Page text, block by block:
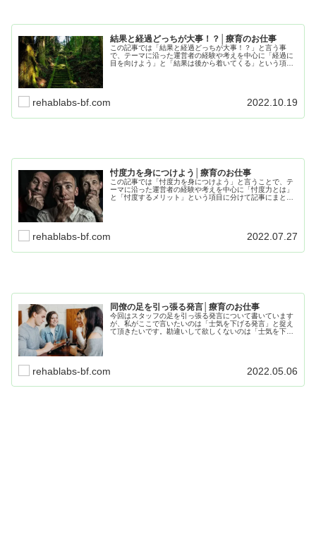
結果と経過どっちが大事！？│療育のお仕事
この記事では「結果と経過どっちが大事！？」と言う事
で、テーマに沿った運営者の経験や考えを中心に「経過に
目を向けよう」と「結果は後から着いてくる」という項目
rehablabs-bf.com 2022.10.19
忖度力を身につけよう│療育のお仕事
この記事では「忖度力を身につけよう」と言うことで、テ
ーマに沿った運営者の経験や考えを中心に「忖度力とは」
と「忖度するメリット」という項目に分けて記事にまとめ
rehablabs-bf.com 2022.07.27
同僚の足を引っ張る発言│療育のお仕事
今回はスタッフの足を引っ張る発言について書いています
が、私がここで言いたいのは「士気を下げる発言」と捉え
て頂きたいです。勘違いして欲しくないのは「士気を下げ
rehablabs-bf.com 2022.05.06